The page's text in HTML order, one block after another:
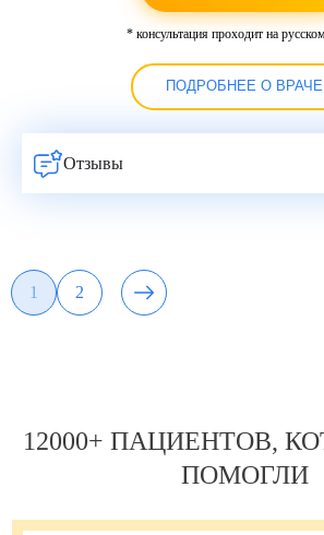
* консультация проходит на
ПОДРОБНЕЕ О ВРАЧЕ
Отзывы
Навигация
по Страница
1
Страница
2
12000+ ПАЦИЕНТОВ,
ПОМОГЛИ